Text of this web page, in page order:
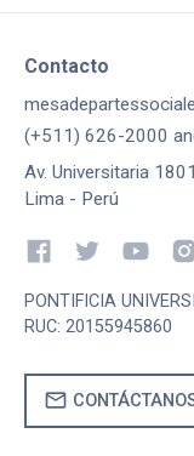
Contacto
(+511) 626-2000
Av. Universitaria
Lima - Perú
PONTIFICIA
RUC: 20155945860
mail